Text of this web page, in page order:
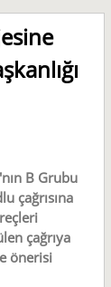
B Grubu
çağrısına
çağrıya
önerisi